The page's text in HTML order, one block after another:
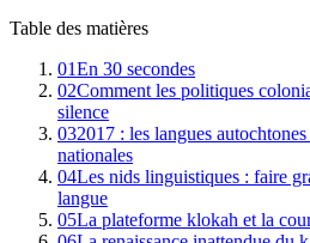
Table des matières
01En 30 secondes
02Comment les politiques
silence
032017 : les langues
nationales
04Les nids linguistiques : faire
langue
05La plateforme klokah et la